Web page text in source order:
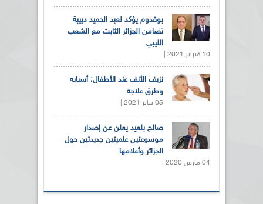
بوقدوم يؤكد لعبد الحميد دبيبة
تضامن الجزائر الثابت مع الشعب
الليبي
10 فبراير 2021 |
نزيف الأنف عند الأطفال: أسبابه
وطرق علاجه
05 يناير 2021 |
صالح بلعيد يعلن عن إصدار
موسوعتين علميتين جديدتين حول
الجزائر وأعلامها
04 مارس 2020 |